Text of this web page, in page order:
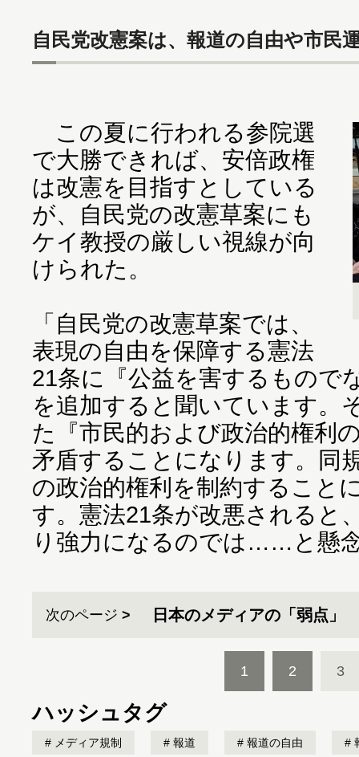
自民党改憲案は、報道の自由や市民
この夏に行われる参院選
で大勝できれば、安倍政権
は改憲を目指すとしている
が、自民党の改憲草案にも
ケイ教授の厳しい視線が向
けられた。
「自民党の改憲草案では、
表現の自由を保障する憲法
21条に『公益を害するもので
を追加すると聞いています。
た『市民的および政治的権利
矛盾することになります。同
の政治的権利を制約すること
す。憲法21条が改悪されると
り強力になるのでは……と懸
次のページ 日本のメディアの「弱点」
1 2 3
ハッシュタグ
メディア規制 報道 報道の自由